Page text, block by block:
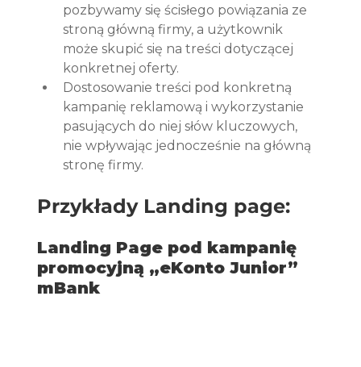
pozbywamy się ścisłego powiązania ze
stroną główną firmy, a użytkownik
może skupić się na treści dotyczącej
konkretnej oferty.
Dostosowanie treści pod konkretną
kampanię reklamową i wykorzystanie
pasujących do niej słów kluczowych,
nie wpływając jednocześnie na główną
stronę firmy.
Przykłady Landing page:
Landing Page pod kampanię
promocyjną „eKonto Junior”
mBank